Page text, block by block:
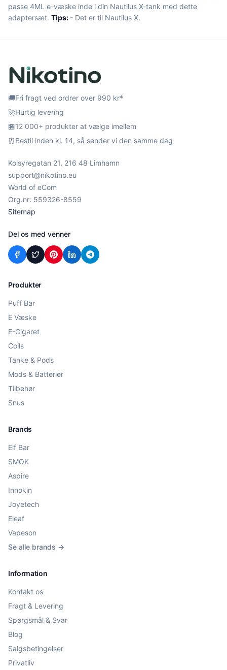
passe 4ML e-væske inde i din Nautilus X-tank med dette
adaptersæt. Tips: - Det er til Nautilus X.
🚚Fri fragt ved ordrer over 990 kr*
🚀Hurtig levering
🏪12 000+ produkter at vælge imellem
⏰Bestil inden kl. 14, så sender vi den samme dag
Kolsyregatan 21, 216 48 Limhamn
support@nikotino.eu
World of eCom
Org.nr: 559326-8559
Sitemap
Del os med venner
Produkter
Puff Bar
E Væske
E-Cigaret
Coils
Tanke & Pods
Mods & Batterier
Tilbehør
Snus
Brands
Elf Bar
SMOK
Aspire
Innokin
Joyetech
Eleaf
Vapeson
Se alle brands →
Information
Kontakt os
Fragt & Levering
Spørgsmål & Svar
Blog
Salgsbetingelser
Privatliv